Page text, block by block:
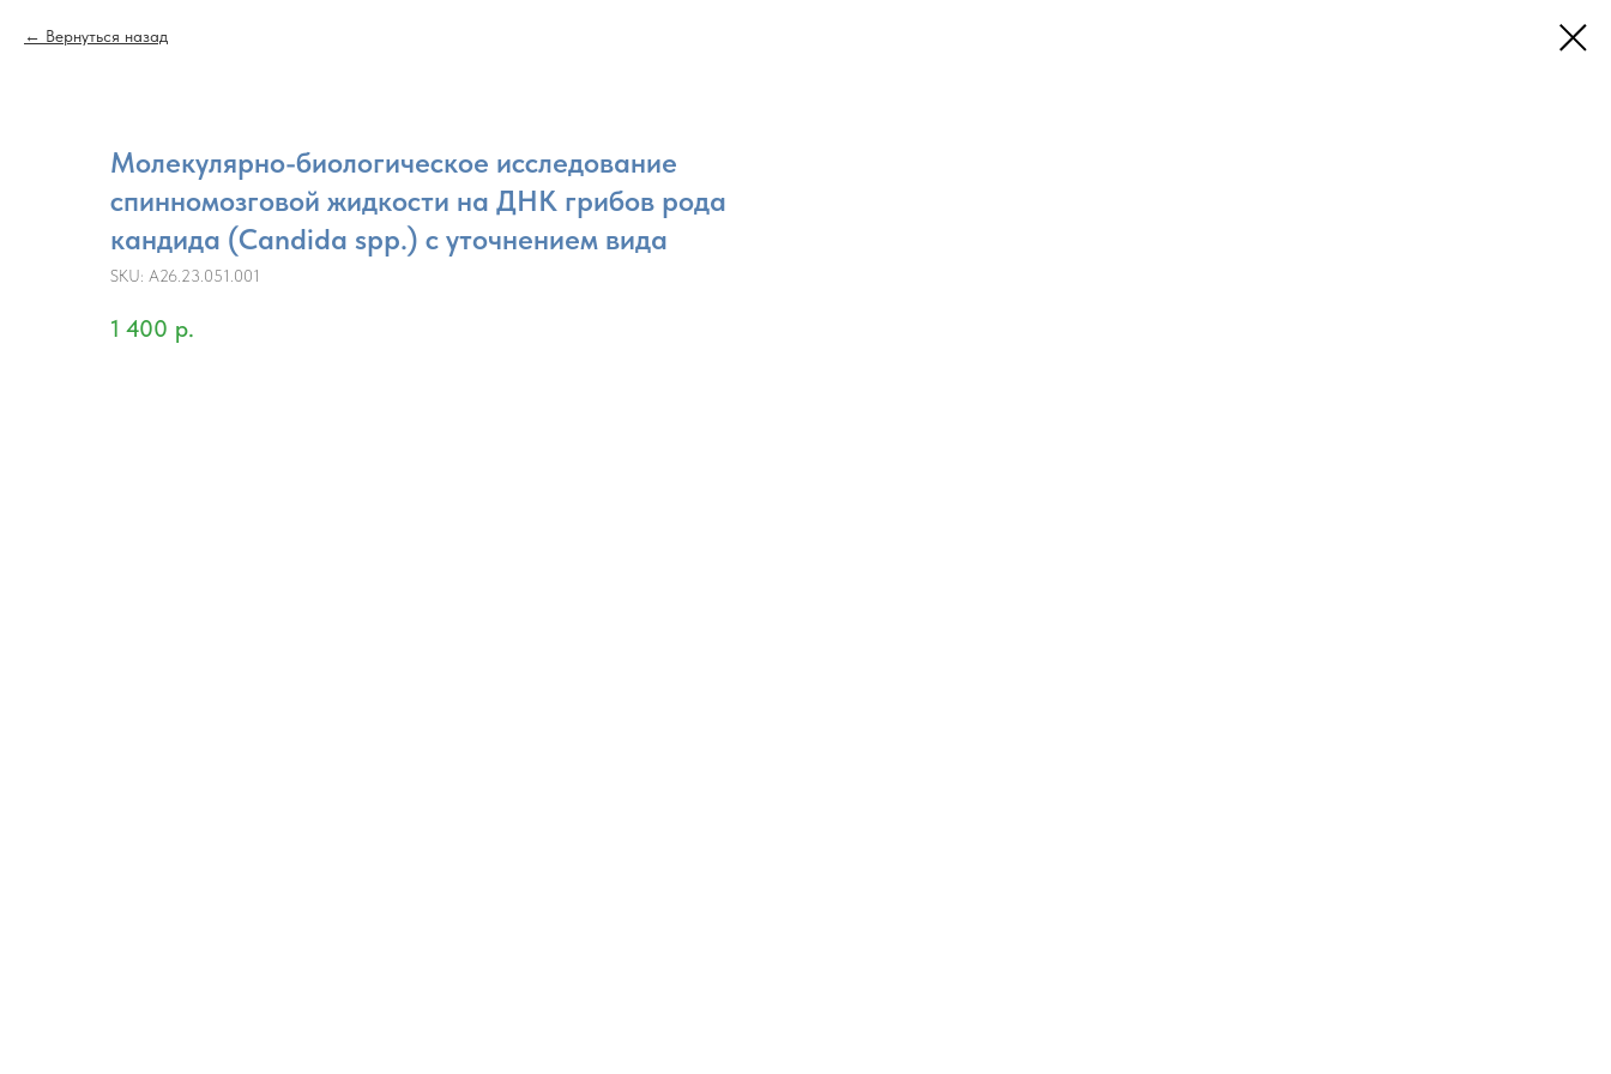
Вернуться назад
Молекулярно-биологическое исследование
спинномозговой жидкости на ДНК грибов рода
кандида (Candida spp.) с уточнением вида
SKU: A26.23.051.001
1 400 р.